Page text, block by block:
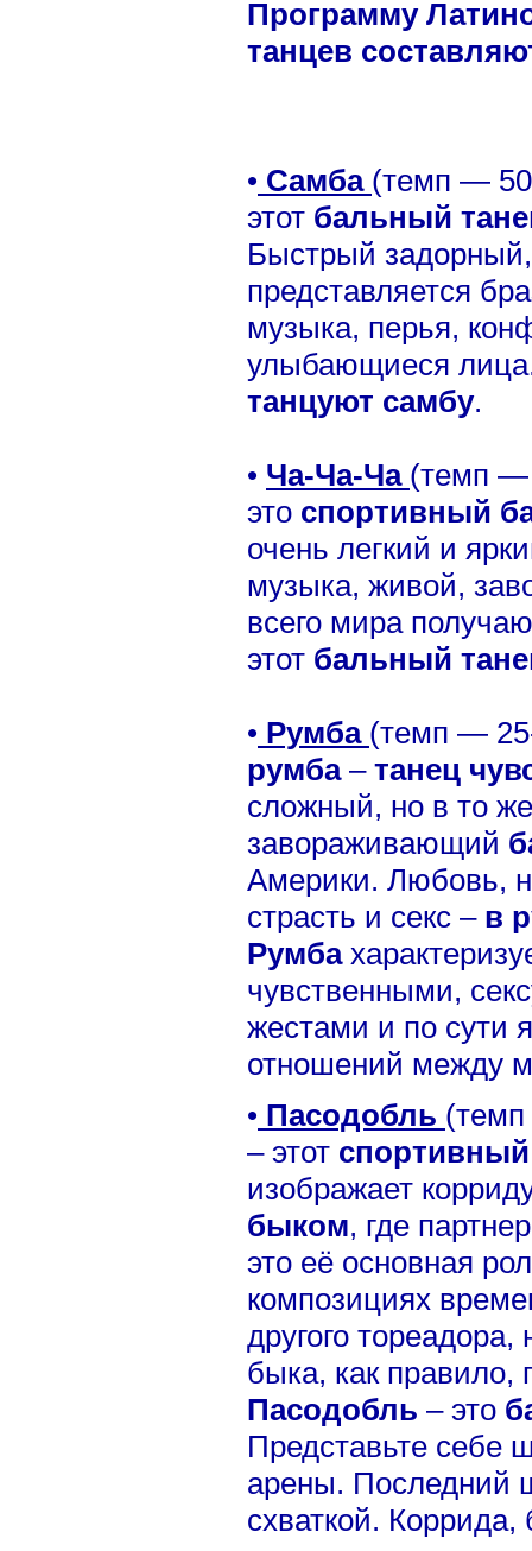
Программу
танцев
• Самба (темп —
этот бальный
Быстрый
представляется
музыка, перья,
улыбающиеся
танцуют самбу.
• Ча-Ча-Ча (темп —
это спортивный
очень легкий и
музыка, живой,
всего мира
этот бальный
• Румба (темп —
румба– танец
сложный, но в то
завораживающий
Америки. Любовь,
страсть и секс – в
Румба
чувственными,
жестами и по сути
отношений между
• Пасодобль
– этот
изображает
быком, где
это её основная
композициях
другого
быка, как правило,
Пасодобль – это
Представьте себе
арены. Последний
схваткой.